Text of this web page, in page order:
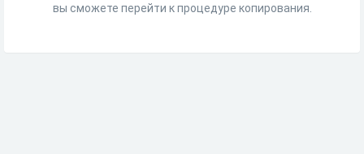
вы сможете перейти к процедуре копирования.